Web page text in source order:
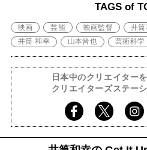
TAGS of
映画 芸能 映画監督
井
井筒 和幸
山本晋也 芸術科学
日本中のクリエイター
クリエイターズステー